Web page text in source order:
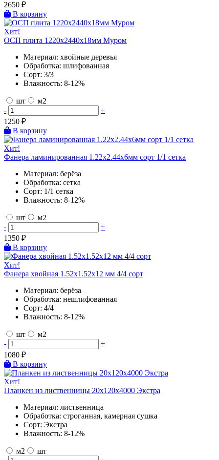
2650 ₽
В корзину
Хит!
ОСП плита 1220х2440х18мм Муром
Материал: хвойные деревья
Обработка: шлифованная
Сорт: 3/3
Влажность: 8-12%
шт
м2
-
+
1250 ₽
В корзину
Хит!
Фанера ламинированная 1.22х2.44х6мм сорт 1/1 сетка
Материал: берёза
Обработка: сетка
Сорт: 1/1 сетка
Влажность: 8-12%
шт
м2
-
+
1350 ₽
В корзину
Хит!
Фанера хвойная 1.52х1.52х12 мм 4/4 сорт
Материал: берёза
Обработка: нешлифованная
Сорт: 4/4
Влажность: 8-12%
шт
м2
-
+
1080 ₽
В корзину
Хит!
Планкен из лиственницы 20х120х4000 Экстра
Материал: лиственница
Обработка: строганная, камерная сушка
Сорт: Экстра
Влажность: 8-12%
м2
шт